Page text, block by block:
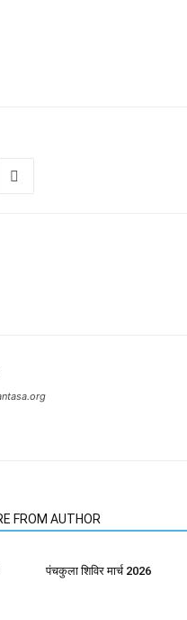
FROM AUTHOR
पंचकुला शिविर मार्च 2026